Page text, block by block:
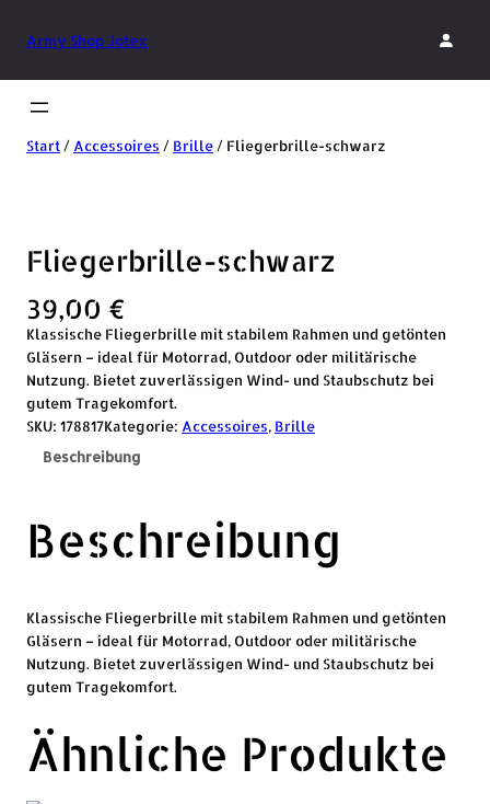
Army Shop Jotex
Start/ Accessoires / Brille/ Fliegerbrille-schwarz
Fliegerbrille-schwarz
39,00 €
Klassische Fliegerbrille mit stabilem Rahmen und getönten
Gläsern – ideal für Motorrad, Outdoor oder militärische
Nutzung. Bietet zuverlässigen Wind- und Staubschutz bei
gutem Tragekomfort.
SKU: 178817Kategorie: Accessoires, Brille
Beschreibung
Beschreibung
Klassische Fliegerbrille mit stabilem Rahmen und getönten
Gläsern – ideal für Motorrad, Outdoor oder militärische
Nutzung. Bietet zuverlässigen Wind- und Staubschutz bei
gutem Tragekomfort.
Ähnliche Produkte